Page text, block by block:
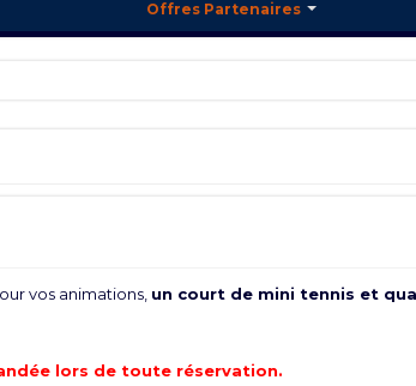
Offres Partenaires
vos animations, un court de mini tennis et
lors de toute réservation.